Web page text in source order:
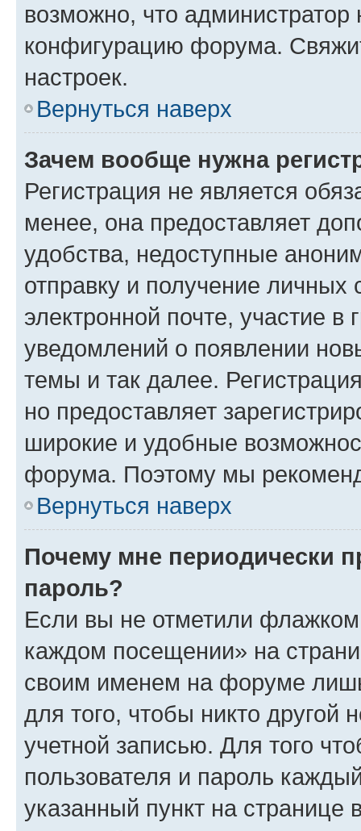
возможно, что администратор
конфигурацию форума.
настроек.
Вернуться наверх
Зачем вообще нужна
Регистрация не является
менее, она предоставляет
удобства, недоступные
отправку и получение
электронной почте, участие в
уведомлений о появлении
темы и так далее.
но предоставляет
широкие и удобные
форума. Поэтому мы
Вернуться наверх
Почему мне периодически
пароль?
Если вы не отметили флажком
каждом посещении» на
своим именем на форуме
для того, чтобы никто другой
учетной записью. Для того
пользователя и пароль
указанный пункт на